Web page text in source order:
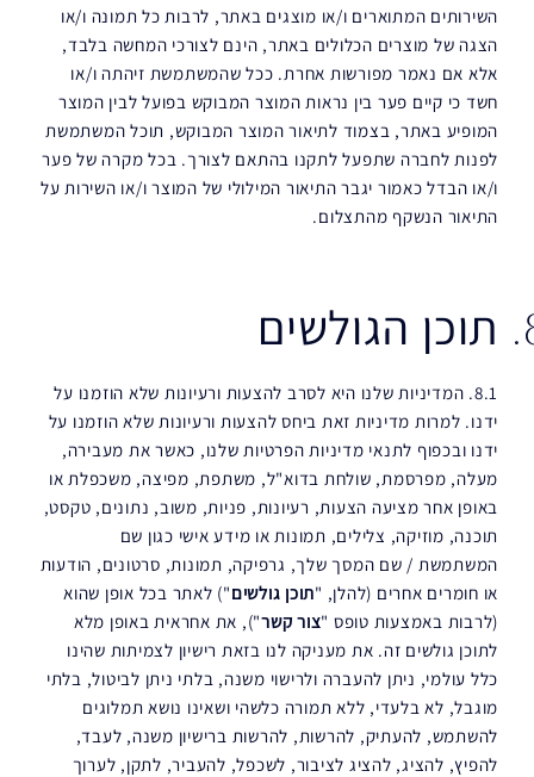
השירותים המתוארים ו/או מוצגים באתר, לרבות כל תמונה ו/או
הצגה של מוצרים הכלולים באתר, הינם לצורכי המחשה בלבד,
אלא אם נאמר מפורשות אחרת. ככל שהמשתמשת זיהתה ו/או
חשד כי קיים פער בין נראות המוצר המבוקש בפועל לבין המוצר
המופיע באתר, בצמוד לתיאור המוצר המבוקש, תוכל המשתמשת
לפנות לחברה שתפעל לתקנו בהתאם לצורך. בכל מקרה של פער
ו/או הבדל כאמור יגבר התיאור המילולי של המוצר ו/או השירות על
התיאור הנשקף מהתצלום.
תוכן הגולשים
8.1. המדיניות שלנו היא לסרב להצעות ורעיונות שלא הוזמנו על
ידנו. למרות מדיניות זאת ביחס להצעות ורעיונות שלא הוזמנו על
ידנו ובכפוף לתנאי מדיניות הפרטיות שלנו, כאשר את מעבירה,
מעלה, מפרסמת, שולחת בדוא"ל, משתפת, מפיצה, משכפלת או
באופן אחר מציעה הצעות, רעיונות, פניות, משוב, נתונים, טקסט,
תוכנה, מוזיקה, צלילים, תמונות או מידע אישי כגון שם
המשתמשת / שם המסך שלך, גרפיקה, תמונות, סרטונים, הודעות
או חומרים אחרים (להלן, "תוכן גולשים") לאתר בכל אופן שהוא
(לרבות באמצעות טופס "צור קשר"), את אחראית באופן מלא
לתוכן גולשים זה. את מעניקה לנו בזאת רישיון לצמיתות שהינו
כלל עולמי, ניתן להעברה ולרישוי משנה, בלתי ניתן לביטול, בלתי
מוגבל, לא בלעדי, ללא תמורה כלשהי ושאינו נושא תמלוגים
להשתמש, להעתיק, להרשות, להרשות ברישיון משנה, לעבד,
להפיץ, להציג, להציג לציבור, לשכפל, להעביר, לתקן, לערוך